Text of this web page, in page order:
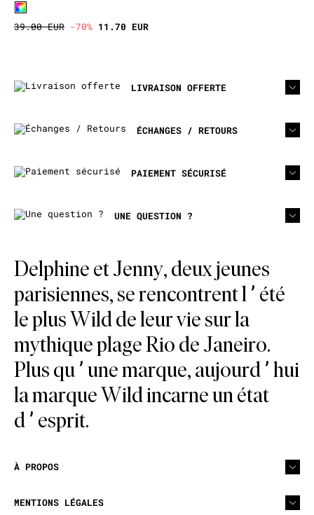
39.00 EUR -70% 11.70 EUR
LIVRAISON OFFERTE
ÉCHANGES / RETOURS
PAIEMENT SÉCURISÉ
UNE QUESTION ?
Delphine et Jenny, deux jeunes
parisiennes, se rencontrent l’été
le plus Wild de leur vie sur la
mythique plage Rio de Janeiro.
Plus qu’une marque, aujourd’hui
la marque Wild incarne un état
d’esprit.
À PROPOS
MENTIONS LÉGALES